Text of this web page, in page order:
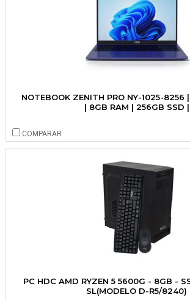
NOTEBOOK ZENITH PRO NY-1025-8256
| 8GB RAM | 256GB SSD |
COMPARAR
PC HDC AMD RYZEN 5 5600G - 8GB -
SL(MODELO D-R5/8240)